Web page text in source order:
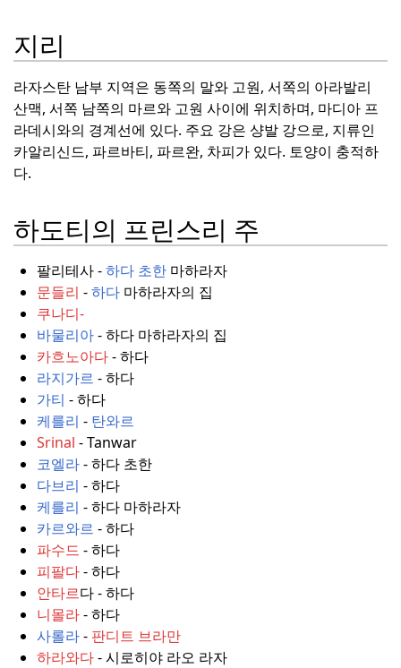
지리
라자스탄 남부 지역은 동쪽의 말와 고원, 서쪽의 아라발리
산맥, 서쪽 남쪽의 마르와 고원 사이에 위치하며, 마디아 프
라데시와의 경계선에 있다. 주요 강은 샹발 강으로, 지류인
카알리신드, 파르바티, 파르완, 차피가 있다. 토양이 충적하
다.
하도티의 프린스리 주
팔리테사 -하다 초한마하라자
문들리 -하다마하라자의 집
쿠나디-
바물리아- 하다 마하라자의 집
카흐노아다- 하다
라지가르 - 하다
가티 - 하다
케를리 - 탄와르
Srinal - Tanwar
코엘라- 하다 초한
다브리 - 하다
케를리 - 하다 마하라자
카르와르 - 하다
파수드 - 하다
피팔다- 하다
안타르다 - 하다
니몰라- 하다
사롤라- 판디트 브라만
하라와다- 시로히야 라오 라자